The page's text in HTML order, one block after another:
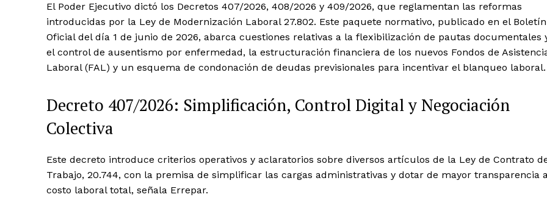
El Poder Ejecutivo dictó los Decretos 407/2026, 408/2026 y 409/2026, que reglamentan las reformas
introducidas por la Ley de Modernización Laboral 27.802. Este paquete normativo, publicado en el Boletín
Oficial del día 1 de junio de 2026, abarca cuestiones relativas a la flexibilización de pautas documentales
el control de ausentismo por enfermedad, la estructuración financiera de los nuevos Fondos de
Laboral (FAL) y un esquema de condonación de deudas previsionales para incentivar el blanqueo laboral.
Decreto 407/2026: Simplificación, Control Digital y Negociación
Colectiva
Este decreto introduce criterios operativos y aclaratorios sobre diversos artículos de la Ley de Contrato
Trabajo, 20.744, con la premisa de simplificar las cargas administrativas y dotar de mayor transparencia
costo laboral total, señala Errepar.